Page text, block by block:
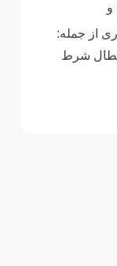
و
از جمله:
شرط